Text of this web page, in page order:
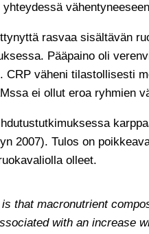
rasvaa sisältävän
Pääpaino oli
CRP väheni tilastollisesti
ei ollut eroa ryhmien
2007). Tulos on
olleet.
that macronutrient
with an increase